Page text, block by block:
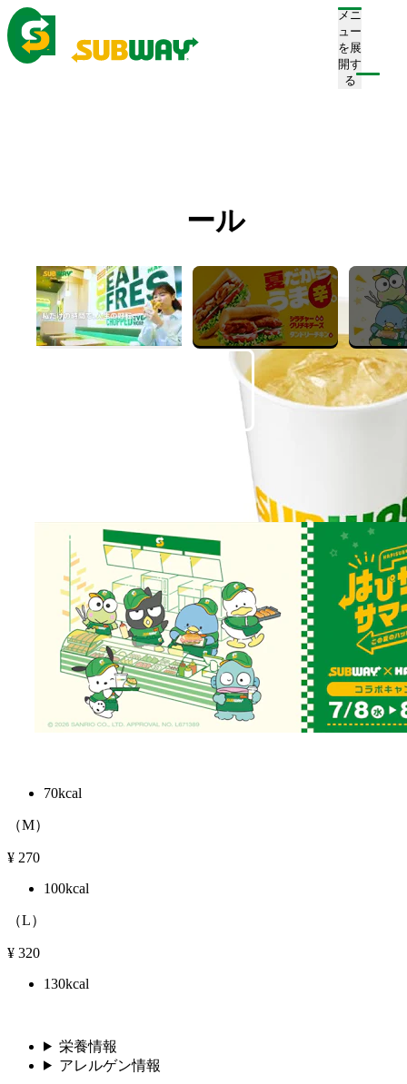
メニ
ュー
を展
開す
る
ジンジャーエール
Ginger Ale
すっきりした甘みのジンジャーエールは、 サンドイッ
チによく合います。
70kcal
（M）
¥ 270
100kcal
（L）
¥ 320
130kcal
栄養情報
アレルゲン情報